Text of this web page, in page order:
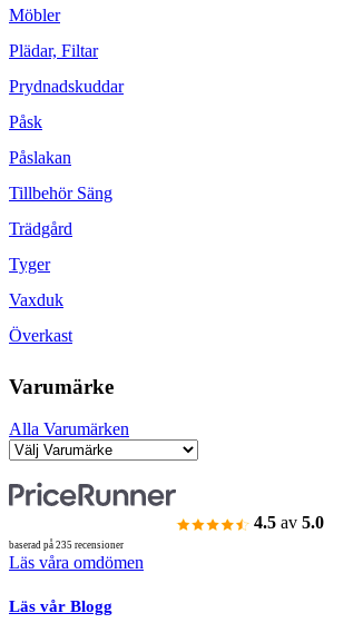
Möbler
Plädar, Filtar
Prydnadskuddar
Påsk
Påslakan
Tillbehör Säng
Trädgård
Tyger
Vaxduk
Överkast
Varumärke
Alla Varumärken
4.5 av 5.0
baserad på 235 recensioner
Läs våra omdömen
Läs vår Blogg